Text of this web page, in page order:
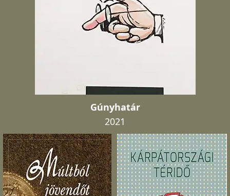
Gúnyhatár
2021